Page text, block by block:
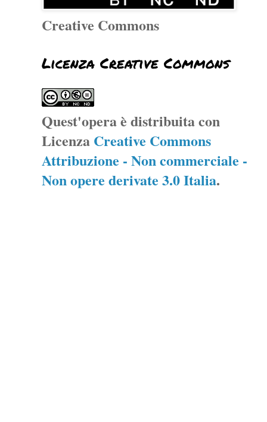
Creative Commons
Licenza Creative Commons
Quest'opera è distribuita con
Licenza Creative Commons
Attribuzione - Non commerciale -
Non opere derivate 3.0 Italia.